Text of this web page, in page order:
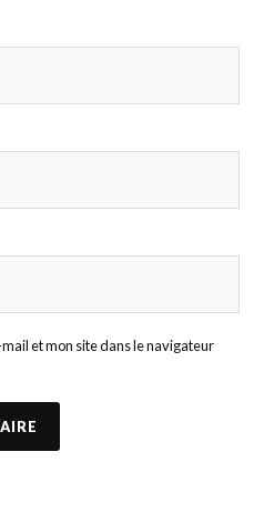
et mon site dans le navigateur